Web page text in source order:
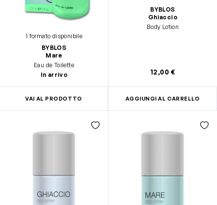
1 formato disponibile
BYBLOS
Mare
Eau de Toilette
In arrivo
VAI AL PRODOTTO
BYBLOS
Ghiaccio
Body Lotion
12,00 €
AGGIUNGI AL CARRELLO